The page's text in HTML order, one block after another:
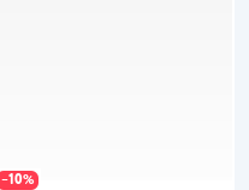
−10%